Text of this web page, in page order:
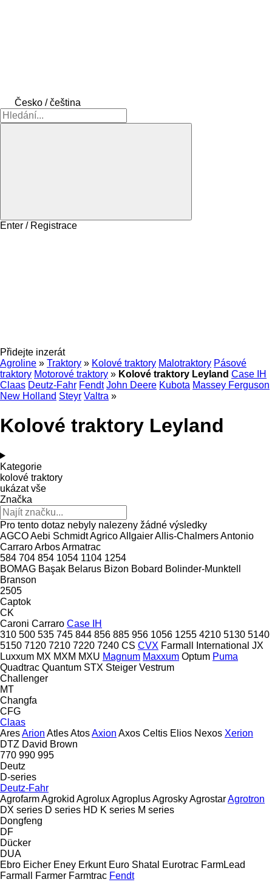
Česko / čeština
Enter / Registrace
Přidejte inzerát
Agroline » Traktory » Kolové traktory Malotraktory Pásové
traktory Motorové traktory » Kolové traktory Leyland Case IH
Claas Deutz-Fahr Fendt John Deere Kubota Massey Ferguson
New Holland Steyr Valtra »
Kolové traktory Leyland
Kategorie
kolové traktory
ukázat vše
Značka
Pro tento dotaz nebyly nalezeny žádné výsledky
AGCOAebi SchmidtAgricoAllgaierAllis-ChalmersAntonio
CarraroArbosArmatrac
584 704 854 1054 1104 1254
BOMAG Başak Belarus Bizon Bobard Bolinder-Munktell
Branson
2505
Captok
CK
Caroni Carraro Case IH
310 500 535 745 844 856 885 956 1056 1255 4210 5130 5140
5150 7120 7210 7220 7240 CS CVX Farmall International JX
Luxxum MX MXM MXU Magnum Maxxum Optum Puma
Quadtrac Quantum STX Steiger Vestrum
Challenger
MT
Changfa
CFG
Claas
AresArion AtlesAtosAxion Axos Celtis Elios Nexos Xerion
DTZ David Brown
770 990 995
Deutz
D-series
Deutz-Fahr
AgrofarmAgrokid AgroluxAgroplusAgroskyAgrostarAgrotron
DX series D series HD K series M series
Dongfeng
DF
Dücker
DUA
Ebro Eicher Eney Erkunt Euro Shatal Eurotrac FarmLead
Farmall
Farmer Farmtrac Fendt